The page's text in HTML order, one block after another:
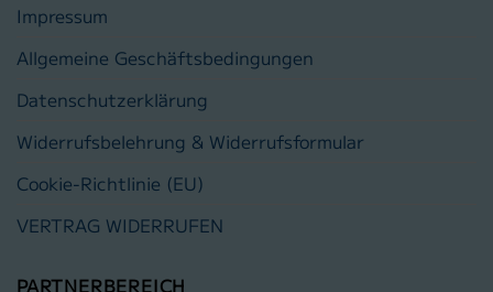
Impressum
Allgemeine Geschäftsbedingungen
Datenschutzerklärung
Widerrufsbelehrung & Widerrufsformular
Cookie-Richtlinie (EU)
VERTRAG WIDERRUFEN
PARTNERBEREICH